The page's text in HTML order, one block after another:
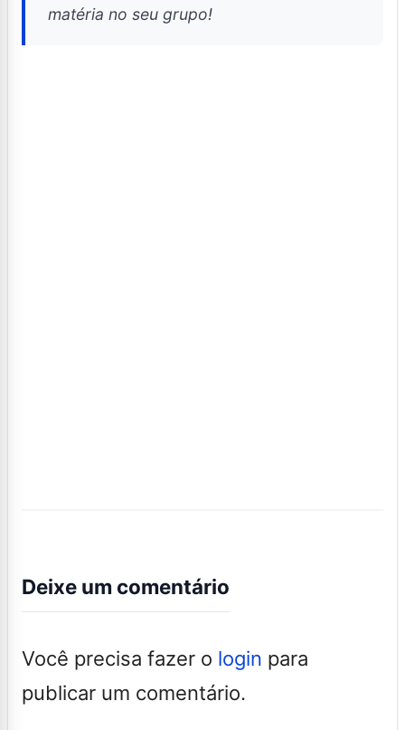
matéria no seu grupo!
Deixe um comentário
Você precisa fazer o login para
publicar um comentário.